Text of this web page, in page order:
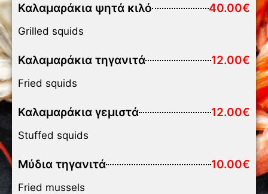
Καλαμαράκια ψητά κιλό 40.00€
Grilled squids
Καλαμαράκια τηγανιτά 12.00€
Fried squids
Καλαμαράκια γεμιστά 12.00€
Stuffed squids
Μύδια τηγανιτά 10.00€
Fried mussels